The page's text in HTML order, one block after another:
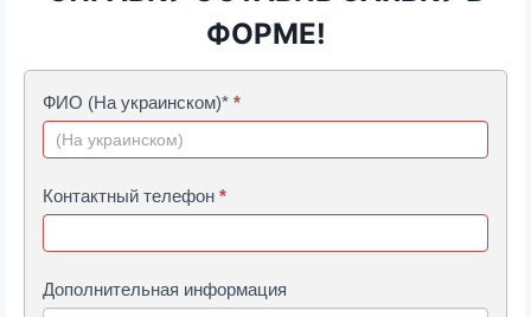
ФОРМЕ!
З
А
К
А
И
ФИО (На украинском)* *
Контактный телефон *
Дополнительная информация